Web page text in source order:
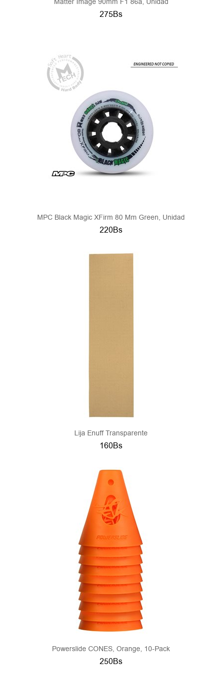
275Bs
MPC Black Magic XFirm 80 Mm Green, Unidad
220Bs
Lija Enuff Transparente
160Bs
Powerslide CONES, Orange, 10-Pack
250Bs